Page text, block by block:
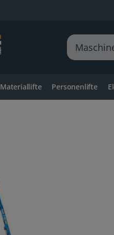
Suche
nach:
Materiallifte Personenlifte